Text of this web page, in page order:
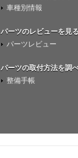
車種別情報
パーツのレビューを見る
パーツレビュー
パーツの取付方法を調
整備手帳